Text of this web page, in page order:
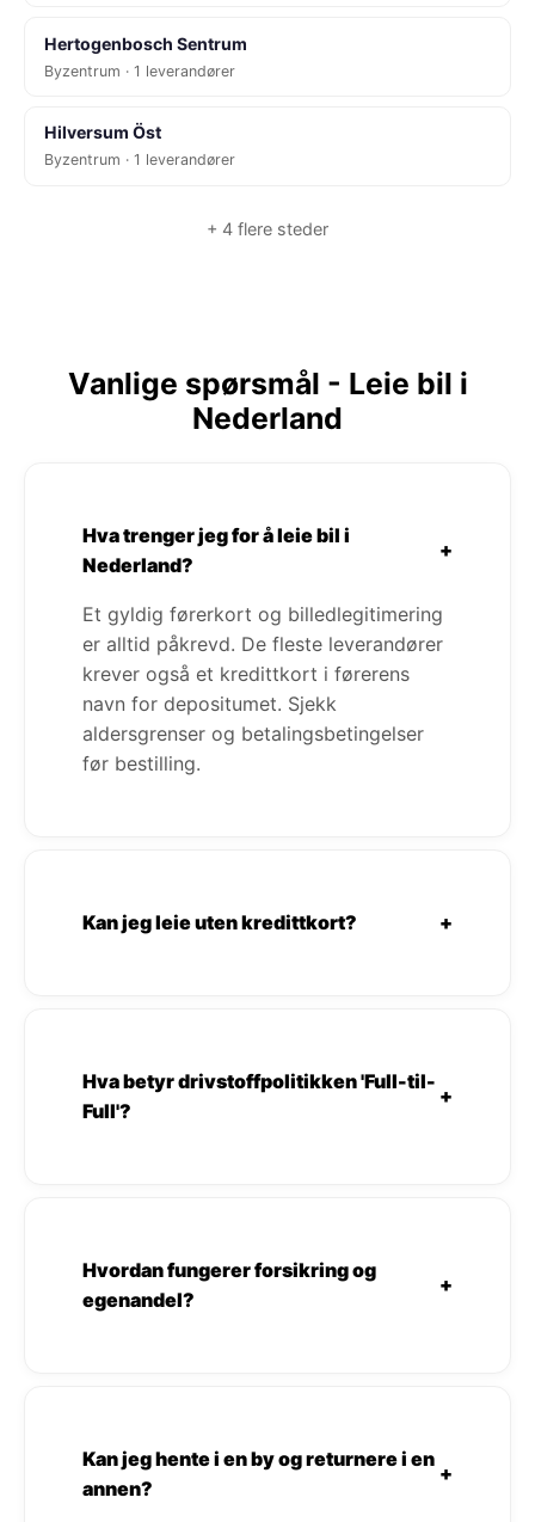
Hertogenbosch Sentrum
Byzentrum · 1 leverandører
Hilversum Öst
Byzentrum · 1 leverandører
+ 4 flere steder
Vanlige spørsmål - Leie bil i
Nederland
Hva trenger jeg for å leie bil i
Nederland?
+
Et gyldig førerkort og billedlegitimering
er alltid påkrevd. De fleste leverandører
krever også et kredittkort i førerens
navn for depositumet. Sjekk
aldersgrenser og betalingsbetingelser
før bestilling.
Kan jeg leie uten kredittkort? +
Hva betyr drivstoffpolitikken 'Full-til-
Full'?
+
Hvordan fungerer forsikring og
egenandel?
+
Kan jeg hente i en by og returnere i en
annen?
+